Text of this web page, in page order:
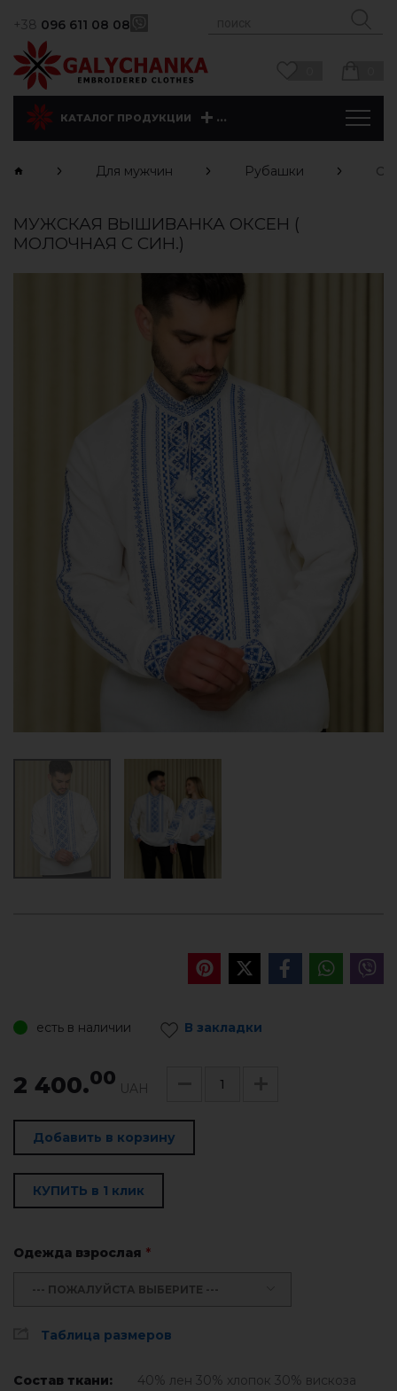
+38 096 611 08 08
КАТАЛОГ ПРОДУКЦИИ ...
Для мужчин Рубашки
МУЖСКАЯ ВЫШИВАНКА ОКСЕН (
МОЛОЧНАЯ С СИН.)
есть в наличии В закладки
2 400.00 UAH
Добавить в корзину
КУПИТЬ в 1 клик
Одежда взрослая *
--- ПОЖАЛУЙСТА ВЫБЕРИТЕ ---
Таблица размеров
Состав ткани:
40% лен 30% хлопок 30% вискоза